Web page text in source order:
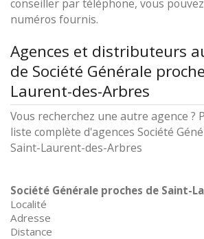
conseiller par téléphone, vous
numéros fournis.
Agences et distributeurs
de Société Générale
Laurent-des-Arbres
Vous recherchez une autre agence ?
liste complète d'agences Société
Saint-Laurent-des-Arbres
Société Générale proches de Saint-
Localité
Adresse
Distance